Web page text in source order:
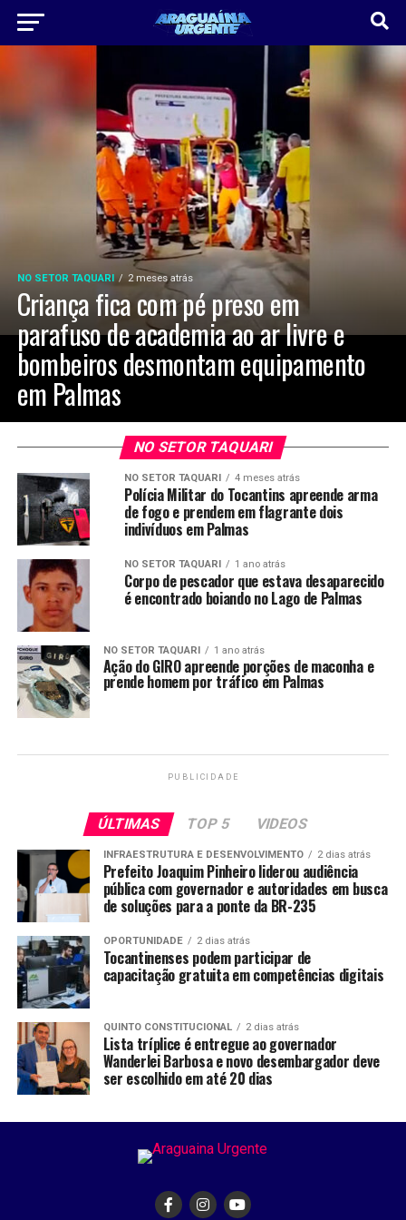
NO SETOR TAQUARI 2 meses atrás
Criança fica com pé preso em
parafuso de academia ao ar livre e
bombeiros desmontam equipamento
em Palmas
NO SETOR TAQUARI
NO SETOR TAQUARI 4 meses atrás
Polícia Militar do Tocantins apreende arma
de fogo e prendem em flagrante dois
indivíduos em Palmas
NO SETOR TAQUARI 1 ano atrás
Corpo de pescador que estava desaparecido
é encontrado boiando no Lago de Palmas
NO SETOR TAQUARI 1 ano atrás
Ação do GIRO apreende porções de maconha e
prende homem por tráfico em Palmas
PUBLICIDADE
ÚLTIMAS TOP 5 VIDEOS
INFRAESTRUTURA E DESENVOLVIMENTO 2 dias atrás
Prefeito Joaquim Pinheiro liderou audiência
pública com governador e autoridades em busca
de soluções para a ponte da BR-235
OPORTUNIDADE 2 dias atrás
Tocantinenses podem participar de
capacitação gratuita em competências digitais
QUINTO CONSTITUCIONAL 2 dias atrás
Lista tríplice é entregue ao governador
Wanderlei Barbosa e novo desembargador deve
ser escolhido em até 20 dias